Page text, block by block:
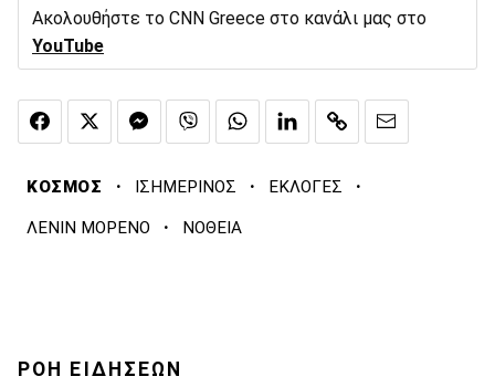
Ακολουθήστε το CNN Greece στο κανάλι μας στο
YouTube
ΚΟΣΜΟΣ · ΙΣΗΜΕΡΙΝΟΣ · ΕΚΛΟΓΕΣ ·
ΛΕΝΙΝ ΜΟΡΕΝΟ · ΝΟΘΕΙΑ
ΡΟΗ ΕΙΔΗΣΕΩΝ